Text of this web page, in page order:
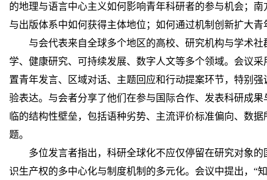
的地理与语言中心主义如何影响青年科研者的参与机会；南
与出版体系中如何获得主体地位；如何通过机制创新扩大青
与会代表来自全球多个地区的高校、研究机构与学术社
学、健康研究、可持续发展、数字人文等多个领域。会议
置青年发言、区域对话、主题回应和行动提案环节，特别
验表达。与会者分享了他们在参与国际合作、发表科研成果
临的结构性壁垒，包括语种劣势、主流评价标准偏向、数
题。
多位发言者指出，科研全球化不应仅停留在研究对象的
识生产权的多中心化与制度机制的多元化。会议中提出， “